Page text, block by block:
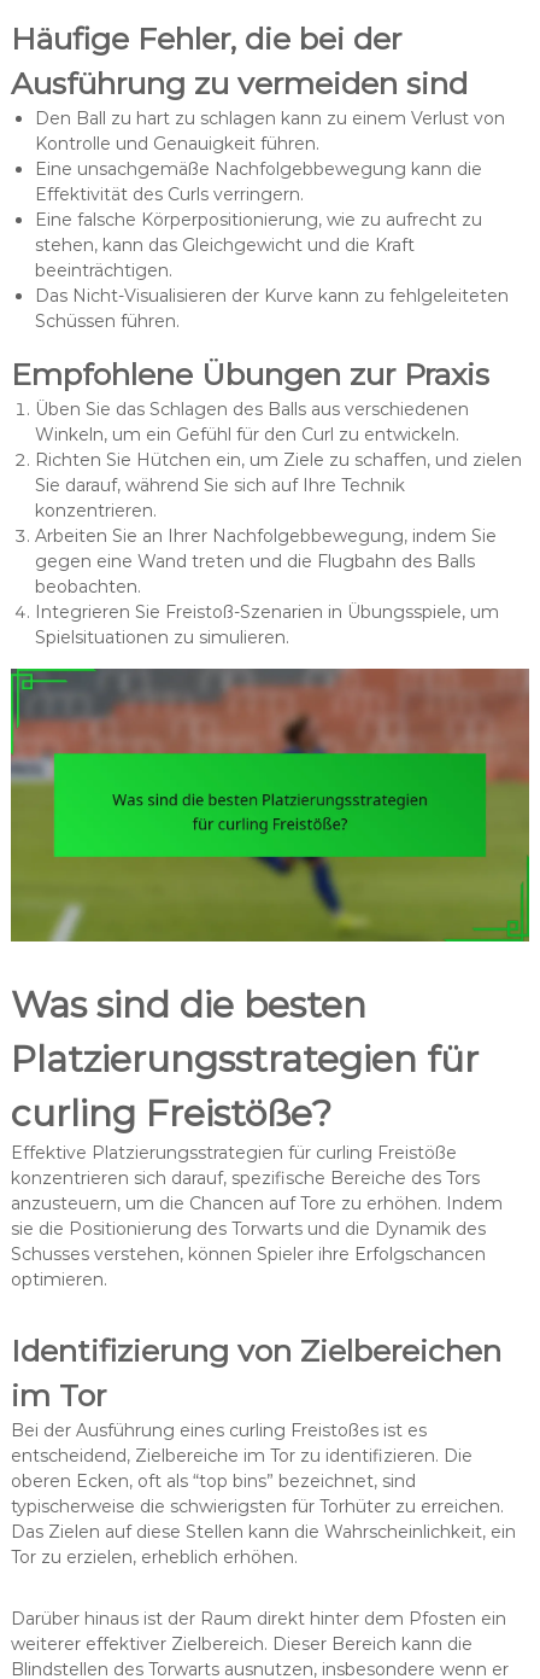
Häufige Fehler, die bei der
Ausführung zu vermeiden sind
Den Ball zu hart zu schlagen kann zu einem Verlust von
Kontrolle und Genauigkeit führen.
Eine unsachgemäße Nachfolgebbewegung kann die
Effektivität des Curls verringern.
Eine falsche Körperpositionierung, wie zu aufrecht zu
stehen, kann das Gleichgewicht und die Kraft
beeinträchtigen.
Das Nicht-Visualisieren der Kurve kann zu fehlgeleiteten
Schüssen führen.
Empfohlene Übungen zur Praxis
Üben Sie das Schlagen des Balls aus verschiedenen
Winkeln, um ein Gefühl für den Curl zu entwickeln.
Richten Sie Hütchen ein, um Ziele zu schaffen, und zielen
Sie darauf, während Sie sich auf Ihre Technik
konzentrieren.
Arbeiten Sie an Ihrer Nachfolgebbewegung, indem Sie
gegen eine Wand treten und die Flugbahn des Balls
beobachten.
Integrieren Sie Freistoß-Szenarien in Übungsspiele, um
Spielsituationen zu simulieren.
Was sind die besten
Platzierungsstrategien für
curling Freistöße?
Effektive Platzierungsstrategien für curling Freistöße
konzentrieren sich darauf, spezifische Bereiche des Tors
anzusteuern, um die Chancen auf Tore zu erhöhen. Indem
sie die Positionierung des Torwarts und die Dynamik des
Schusses verstehen, können Spieler ihre Erfolgschancen
optimieren.
Identifizierung von Zielbereichen
im Tor
Bei der Ausführung eines curling Freistoßes ist es
entscheidend, Zielbereiche im Tor zu identifizieren. Die
oberen Ecken, oft als “top bins” bezeichnet, sind
typischerweise die schwierigsten für Torhüter zu erreichen.
Das Zielen auf diese Stellen kann die Wahrscheinlichkeit, ein
Tor zu erzielen, erheblich erhöhen.
Darüber hinaus ist der Raum direkt hinter dem Pfosten ein
weiterer effektiver Zielbereich. Dieser Bereich kann die
Blindstellen des Torwarts ausnutzen, insbesondere wenn er